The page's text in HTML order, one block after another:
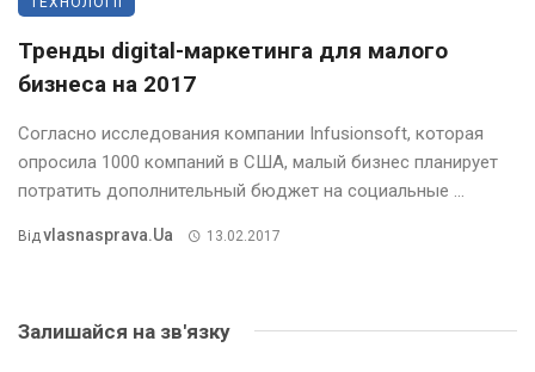
Тренды digital-маркетинга для малого
бизнеса на 2017
Согласно исследования компании Infusionsoft, которая
опросила 1000 компаний в США, малый бизнес планирует
потратить дополнительный бюджет на социальные ...
ВідVlasnasprava.ua 13.02.2017
Залишайся на зв'язку